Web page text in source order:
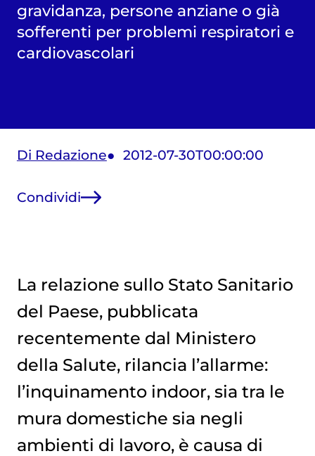
gravidanza, persone anziane o già
sofferenti per problemi respiratori e
cardiovascolari
Di Redazione 2012-07-30T00:00:00
Condividi
La relazione sullo Stato Sanitario
del Paese, pubblicata
recentemente dal Ministero
della Salute, rilancia l’allarme:
l’inquinamento indoor, sia tra le
mura domestiche sia negli
ambienti di lavoro, è causa di